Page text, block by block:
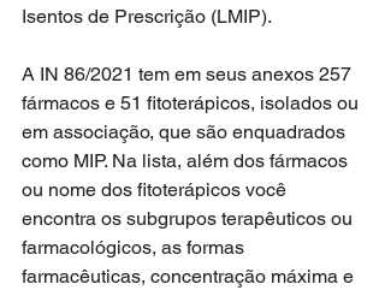
Isentos de Prescrição (LMIP).
A IN 86/2021 tem em seus anexos 257
fármacos e 51 fitoterápicos, isolados ou
em associação, que são enquadrados
como MIP. Na lista, além dos fármacos
ou nome dos fitoterápicos você
encontra os subgrupos terapêuticos ou
farmacológicos, as formas
farmacêuticas, concentração máxima e